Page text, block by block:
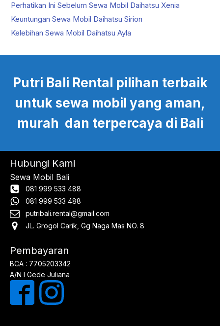
Perhatikan Ini Sebelum Sewa Mobil Daihatsu Xenia
Keuntungan Sewa Mobil Daihatsu Sirion
Kelebihan Sewa Mobil Daihatsu Ayla
Putri Bali Rental pilihan terbaik
untuk sewa mobil yang aman,
murah dan terpercaya di Bali
Hubungi Kami
Sewa Mobil Bali
081 999 533 488
081 999 533 488
putribali.rental@gmail.com
JL. Grogol Carik, Gg Naga Mas NO. 8
Pembayaran
BCA : 7705203342
A/N I Gede Juliana